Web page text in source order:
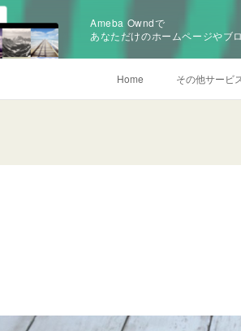
Ameba Owndで
あなただけのホームページやブ
Home その他サービ